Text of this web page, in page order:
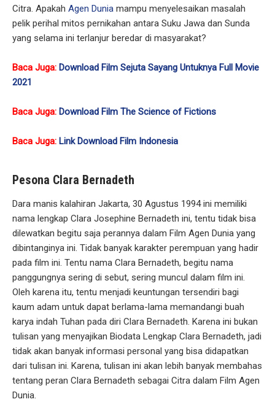
Citra. ApakahAgen Dunia mampu menyelesaikan masalah
pelik perihal mitos pernikahan antara Suku Jawa dan Sunda
yang selama ini terlanjur beredar di masyarakat?
Baca Juga: Download Film Sejuta Sayang Untuknya Full Movie
2021
Baca Juga: Download Film The Science of Fictions
Baca Juga: Link Download Film Indonesia
Pesona Clara Bernadeth
Dara manis kalahiran Jakarta, 30 Agustus 1994 ini memiliki
nama lengkap Clara Josephine Bernadeth ini, tentu tidak bisa
dilewatkan begitu saja perannya dalam Film Agen Dunia yang
dibintanginya ini. Tidak banyak karakter perempuan yang hadir
pada film ini. Tentu nama Clara Bernadeth, begitu nama
panggungnya sering di sebut, sering muncul dalam film ini.
Oleh karena itu, tentu menjadi keuntungan tersendiri bagi
kaum adam untuk dapat berlama-lama memandangi buah
karya indah Tuhan pada diri Clara Bernadeth. Karena ini bukan
tulisan yang menyajikan Biodata Lengkap Clara Bernadeth, jadi
tidak akan banyak informasi personal yang bisa didapatkan
dari tulisan ini. Karena, tulisan ini akan lebih banyak membahas
tentang peran Clara Bernadeth sebagai Citra dalam Film Agen
Dunia.